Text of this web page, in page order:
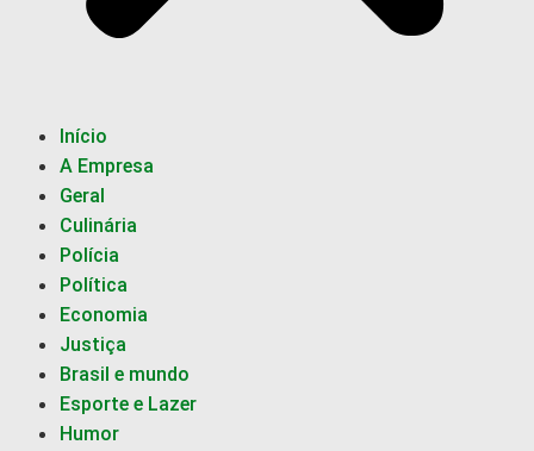
Início
A Empresa
Geral
Culinária
Polícia
Política
Economia
Justiça
Brasil e mundo
Esporte e Lazer
Humor